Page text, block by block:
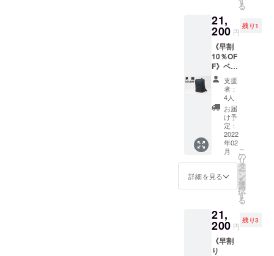
てお届
けしま
す。小
児科医
が発案
したお
薬バッ
グにも
なるミ
ニエコ
バッ
グ。ポ
ケット
は、タ
イで作
られた
バ
なって
いま
す。日
常の薬
作るボ
ディ
バッグ
はチェ
ンマイ
の生地
を使
用。
アーモ
ンの手
がける
人気商
品と
BANDU
PLUSが
コラ
ボ。 東
アト
レード
コー
ヒーを
焙煎し
る
21,
200 円
残り1
《早割
10％OF
F》ベビ
サポ
バッ
グ ブ
ラック1
個 ＋ お
礼の手
紙 限定
5個 一
般販売
価格
23,650
円（税
込・送
料） ※
実際の
色味は
ディス
プレイ
支援
者：
4人
お届
け予
定：
2022
年02
月
詳細を見る
こ
の
リ
タ
ー
ン
を
選
択
す
る
21,
200 円
残り3
《早割
り